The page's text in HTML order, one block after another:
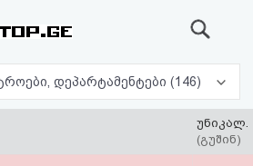
მთავრობა, სამინისტროები, დეპარტამენტები (146)
უნიკალ.
(გუშინ)